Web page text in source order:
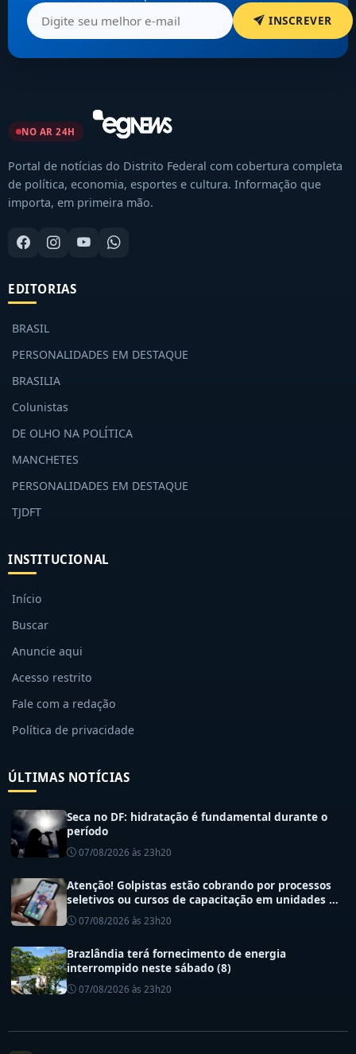
INSCREVER
NO AR 24H
Portal de notícias do Distrito Federal com cobertura completa
de política, economia, esportes e cultura. Informação que
importa, em primeira mão.
EDITORIAS
BRASIL
PERSONALIDADES EM DESTAQUE
BRASILIA
Colunistas
DE OLHO NA POLÍTICA
MANCHETES
PERSONALIDADES EM DESTAQUE
TJDFT
INSTITUCIONAL
Início
Buscar
Anuncie aqui
Acesso restrito
Fale com a redação
Política de privacidade
ÚLTIMAS NOTÍCIAS
Seca no DF: hidratação é fundamental durante o
período
07/08/2026 às 23h20
Atenção! Golpistas estão cobrando por processos
seletivos ou cursos de capacitação em unidades de
07/08/2026 às 23h20
Brazlândia terá fornecimento de energia
interrompido neste sábado (8)
07/08/2026 às 23h20